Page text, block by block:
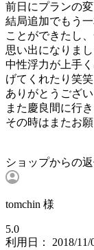
前日にプランの
結局追加でもう
ことができたし
思い出になりまし
中性浮力が上手
げてくれたり笑笑
ありがとうござい
また慶良間に行
その時はまたお
ショップからの
tomchin 様
5.0
利用日： 2018/11/